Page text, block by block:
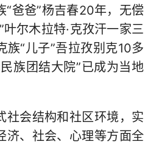
“爸爸”杨吉春20年，无偿
尔木拉特·克孜汗一家三
族“儿子”吾拉孜别克10多
族团结大院”已成为当地
社会结构和社区环境，实
济、社会、心理等方面全